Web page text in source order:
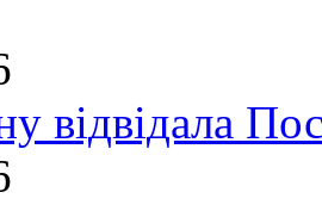
відвідала